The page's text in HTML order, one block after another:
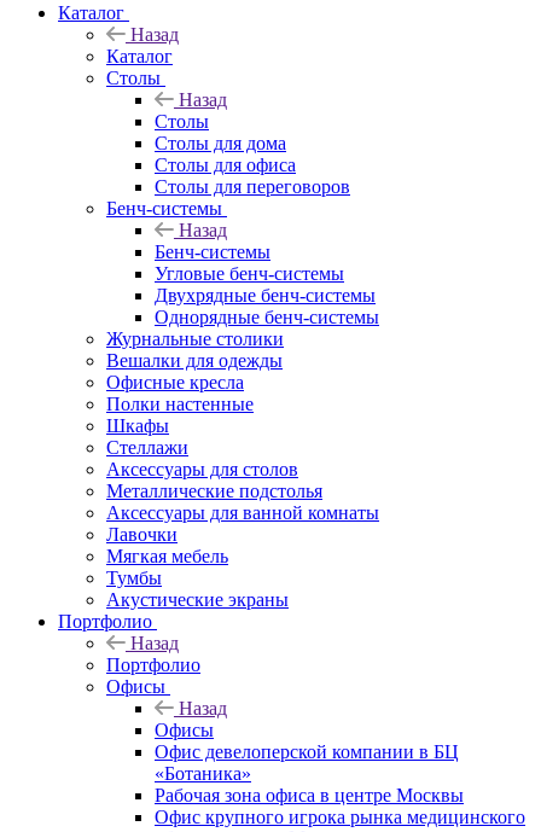
Каталог
Назад
Каталог
Столы
Назад
Столы
Столы для дома
Столы для офиса
Столы для переговоров
Бенч-системы
Назад
Бенч-системы
Угловые бенч-системы
Двухрядные бенч-системы
Однорядные бенч-системы
Журнальные столики
Вешалки для одежды
Офисные кресла
Полки настенные
Шкафы
Стеллажи
Аксессуары для столов
Металлические подстолья
Аксессуары для ванной комнаты
Лавочки
Мягкая мебель
Тумбы
Акустические экраны
Портфолио
Назад
Портфолио
Офисы
Назад
Офисы
Офис девелоперской компании в БЦ
«Ботаника»
Рабочая зона офиса в центре Москвы
Офис крупного игрока рынка медицинского